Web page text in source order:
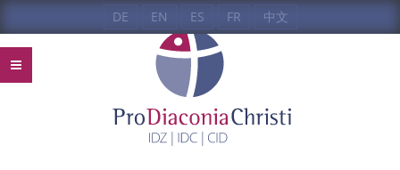
DE EN ES FR 中文